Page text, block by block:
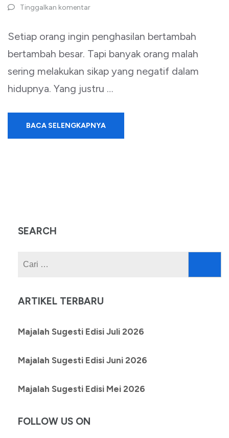
Tinggalkan komentar
Setiap orang ingin penghasilan bertambah
bertambah besar. Tapi banyak orang malah
sering melakukan sikap yang negatif dalam
hidupnya. Yang justru …
BACA SELENGKAPNYA
SEARCH
ARTIKEL TERBARU
Majalah Sugesti Edisi Juli 2026
Majalah Sugesti Edisi Juni 2026
Majalah Sugesti Edisi Mei 2026
FOLLOW US ON